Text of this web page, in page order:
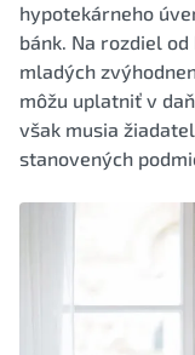
hypotekárneho
bánk. Na rozdiel
mladých
môžu uplatniť v
však musia
stanovených